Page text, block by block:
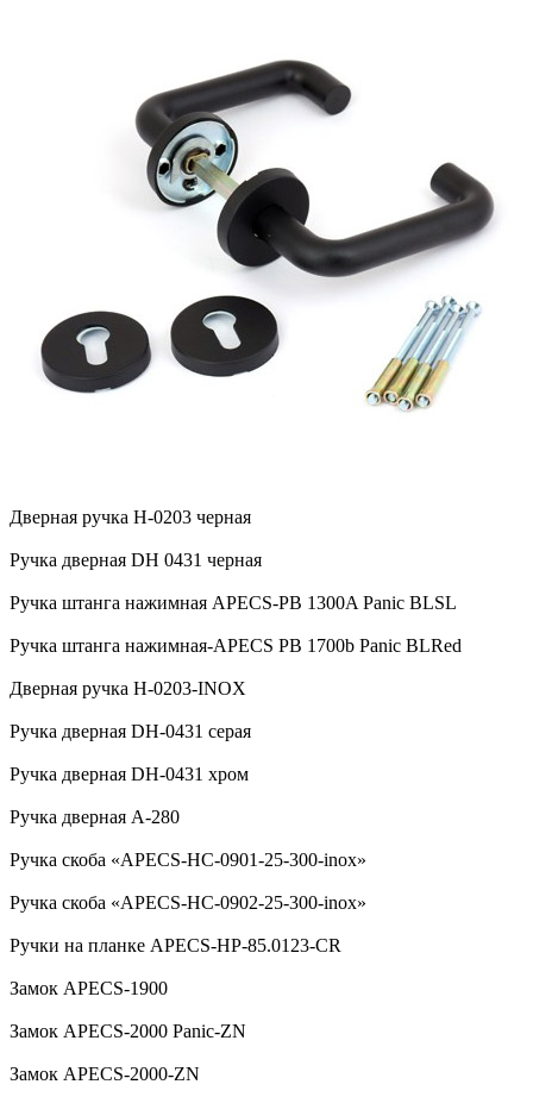
Дверная ручка H-0203 черная
Ручка дверная DH 0431 черная
Ручка штанга нажимная APECS-PB 1300A Panic BLSL
Ручка штанга нажимная-APECS PB 1700b Panic BLRed
Дверная ручка H-0203-INOX
Ручка дверная DH-0431 серая
Ручка дверная DH-0431 хром
Ручка дверная А-280
Ручка скоба «APECS-HC-0901-25-300-inox»
Ручка скоба «APECS-HC-0902-25-300-inox»
Ручки на планке APECS-HP-85.0123-CR
Замок APECS-1900
Замок APECS-2000 Panic-ZN
Замок APECS-2000-ZN